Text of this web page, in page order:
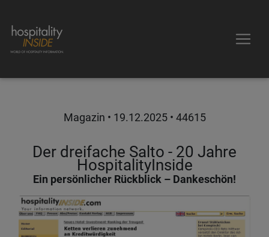
Magazin • 19.12.2025• 44615
Der dreifache Salto - 20 Jahre
HospitalityInside
Ein persönlicher Rückblick – Dankeschön!